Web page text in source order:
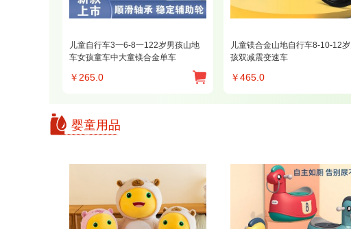
儿童自行车3一6-8一122岁男孩山地
车女孩童车中大童镁合金单车
￥ 265.0
儿童镁合金山地自行车8-10-12
孩双减震变速车
￥465.0
婴童用品